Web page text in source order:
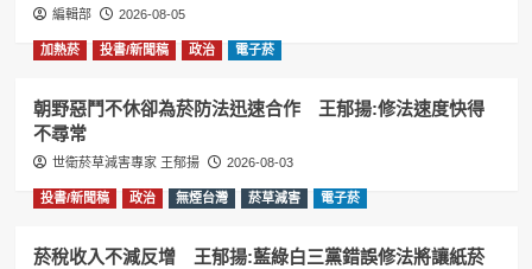
編輯部 2026-08-05
加熱菸 投書/新聞稿 政治 電子菸
朝野惡鬥不休卻為菸防法迅速合作 王郁揚:修法速度快得
不尋常
世衛菸草減害專家 王郁揚 2026-08-03
投書/新聞稿 政治 無煙台灣 菸草減害 電子菸
菸稅收入不減反增 王郁揚:藍綠白三黨錯誤修法將讓紙菸